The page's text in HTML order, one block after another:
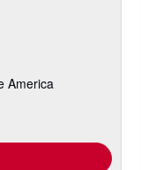
America